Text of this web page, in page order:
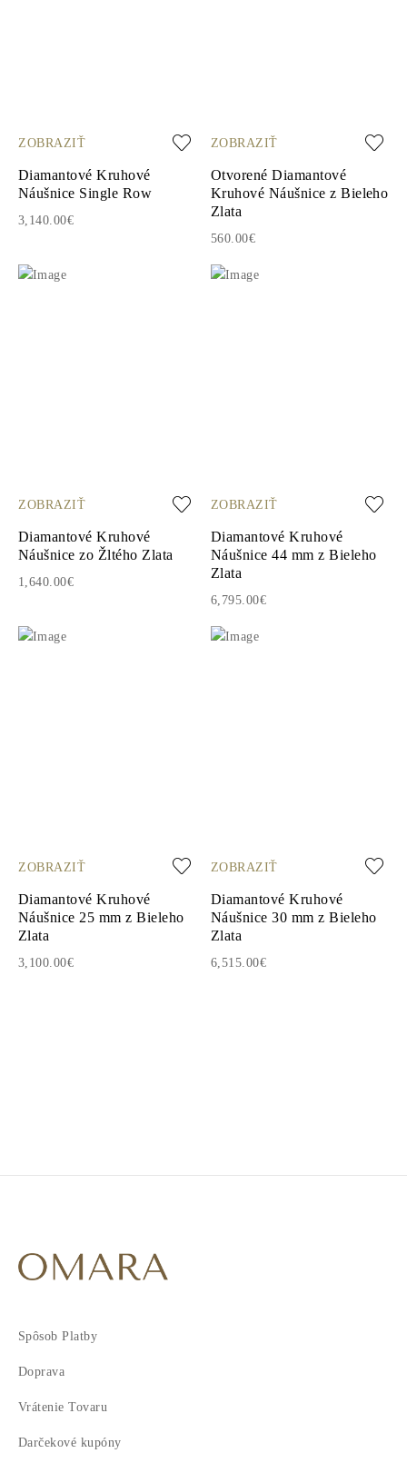
ZOBRAZIŤ
Diamantové Kruhové
Náušnice Single Row
3,140.00€
ZOBRAZIŤ
Otvorené Diamantové
Kruhové Náušnice z Bieleho
Zlata
560.00€
ZOBRAZIŤ
Diamantové Kruhové
Náušnice zo Žltého Zlata
1,640.00€
ZOBRAZIŤ
Diamantové Kruhové
Náušnice 44 mm z Bieleho
Zlata
6,795.00€
ZOBRAZIŤ
Diamantové Kruhové
Náušnice 25 mm z Bieleho
Zlata
3,100.00€
ZOBRAZIŤ
Diamantové Kruhové
Náušnice 30 mm z Bieleho
Zlata
6,515.00€
Spôsob Platby
Doprava
Vrátenie Tovaru
Darčekové kupóny